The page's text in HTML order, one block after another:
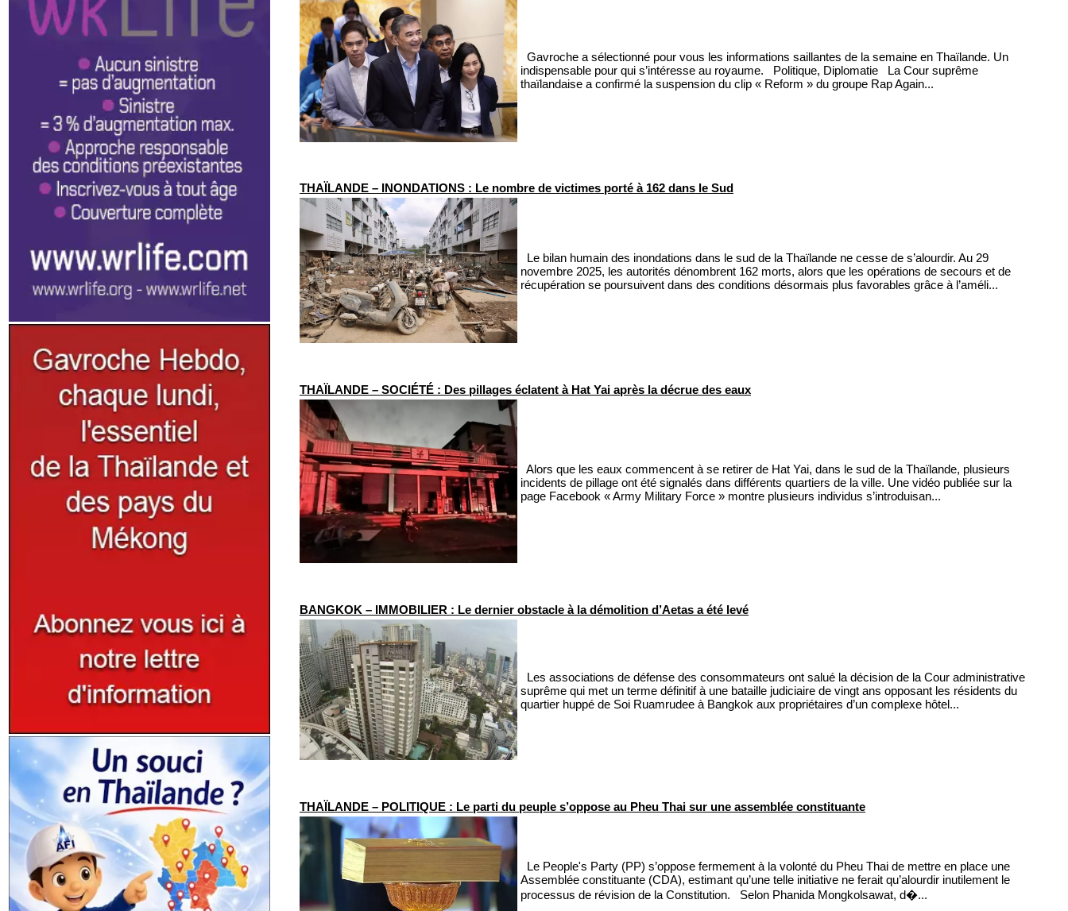
Gavroche a sélectionné pour vous les informations saillantes de la semaine en Thaïlande. Un
indispensable pour qui s’intéresse au royaume. Politique, Diplomatie La Cour suprême
thaïlandaise a confirmé la suspension du clip « Reform » du groupe Rap Again...
THAÏLANDE – INONDATIONS : Le nombre de victimes porté à 162 dans le Sud
Le bilan humain des inondations dans le sud de la Thaïlande ne cesse de s’alourdir. Au 29
novembre 2025, les autorités dénombrent 162 morts, alors que les opérations de secours et de
récupération se poursuivent dans des conditions désormais plus favorables grâce à l’améli...
THAÏLANDE – SOCIÉTÉ : Des pillages éclatent à Hat Yai après la décrue des eaux
Alors que les eaux commencent à se retirer de Hat Yai, dans le sud de la Thaïlande, plusieurs
incidents de pillage ont été signalés dans différents quartiers de la ville. Une vidéo publiée sur la
page Facebook « Army Military Force » montre plusieurs individus s’introduisan...
BANGKOK – IMMOBILIER : Le dernier obstacle à la démolition d’Aetas a été levé
Les associations de défense des consommateurs ont salué la décision de la Cour administrative
suprême qui met un terme définitif à une bataille judiciaire de vingt ans opposant les résidents du
quartier huppé de Soi Ruamrudee à Bangkok aux propriétaires d’un complexe hôtel...
THAÏLANDE – POLITIQUE : Le parti du peuple s’oppose au Pheu Thai sur une assemblée constituante
Le People's Party (PP) s’oppose fermement à la volonté du Pheu Thai de mettre en place une
Assemblée constituante (CDA), estimant qu’une telle initiative ne ferait qu’alourdir inutilement le
processus de révision de la Constitution. Selon Phanida Mongkolsawat, d�...